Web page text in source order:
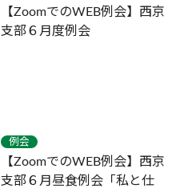
【ZoomでのWEB例会】西京
支部６月度例会
例会
【ZoomでのWEB例会】西京
支部６月昼食例会「私と仕